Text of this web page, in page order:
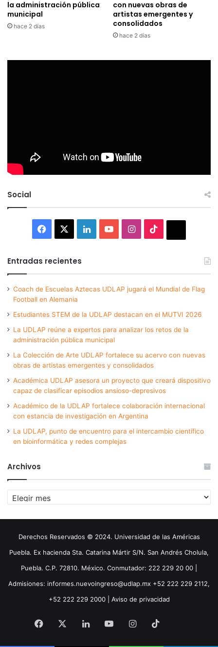
la administración pública
municipal
hace 2 días
con nuevas obras de
artistas emergentes y
consolidados
hace 2 días
Social
Facebook LinkedInYouTubeInstagram
Entradas recientes
Coach de Escuelas Aztecas UDLAP jugará el Mundial de Flag
Football en Alemania
Estudiantes STEM de la UDLAP destacan en el MUTVI 2026
La UDLAP reúne a expertos para analizar los retos de la
administración pública municipal
La Colección de Arte UDLAP fortalece su acervo con nuevas
obras de artistas emergentes y consolidados
Académica UDLAP asesora un proyecto que creará dispositivo
capaz de clasificar episodios ansioso-depresivos
Académico de la UDLAP fortalece colaboración internacional
con estancia de investigación en Argentina
La UDLAP, punto de encuentro para el intercambio científico
en bioinformática y redes complejas
Archivos
Archivos
Derechos Reservados © 2024. Universidad de las Américas
Puebla. Ex hacienda Sta. Catarina Mártir S/N. San Andrés Cholula,
Puebla. C.P. 72810. México. Conmutador: 222 229 20 00 |
Admisiones: informes.nuevoingreso@udlap.mx +52 222 229 2112,
+52 222 229 2000 | Aviso de privacidad
Facebook LinkedInYouTubeInstagram